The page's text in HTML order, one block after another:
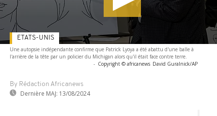
Une autopsie indépendante confirme que Patrick Lyoya a été abattu d'une balle à
l'arrière de la tête par un policier du Michigan alors qu'il était face contre terre.
- Copyright © africanews David Guralnick/AP
By Rédaction Africanews
Dernière MAJ: 13/08/2024
ETATS-UNIS